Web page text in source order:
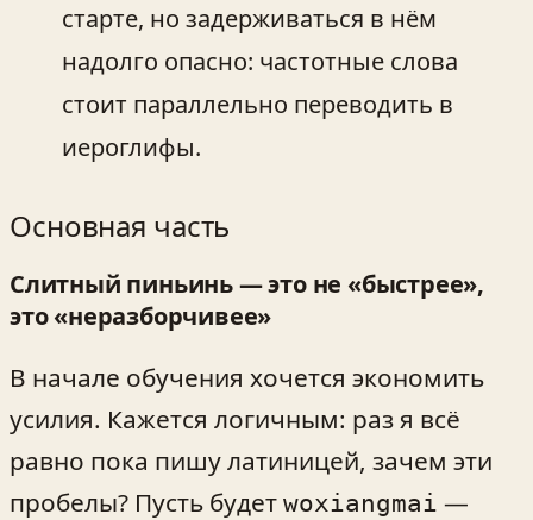
старте, но задерживаться в нём
надолго опасно: частотные слова
стоит параллельно переводить в
иероглифы.
Основная часть
Слитный пиньинь — это не «быстрее»,
это «неразборчивее»
В начале обучения хочется экономить
усилия. Кажется логичным: раз я всё
равно пока пишу латиницей, зачем эти
пробелы? Пусть будет woxiangmai —